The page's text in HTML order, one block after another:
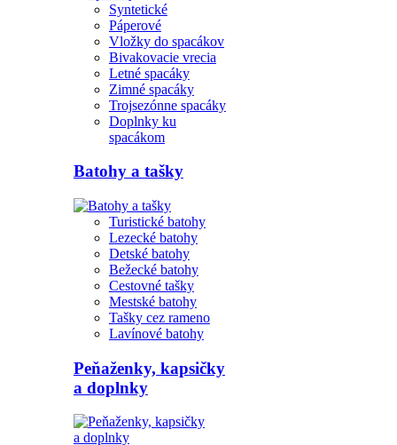
Syntetické
Páperové
Vložky do spacákov
Bivakovacie vrecia
Letné spacáky
Zimné spacáky
Trojsezónne spacáky
Doplnky ku
spacákom
Batohy a tašky
Turistické batohy
Lezecké batohy
Detské batohy
Bežecké batohy
Cestovné tašky
Mestské batohy
Tašky cez rameno
Lavínové batohy
Peňaženky, kapsičky
a doplnky